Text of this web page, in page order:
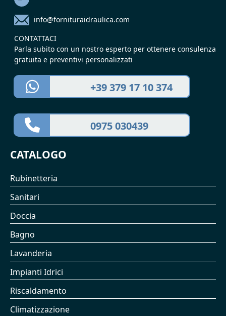
info@fornituraidraulica.com
CONTATTACI
Parla subito con un nostro esperto per ottenere consulenza
gratuita e preventivi personalizzati
+39 379 17 10 374
0975 030439
CATALOGO
Rubinetteria
Sanitari
Doccia
Bagno
Lavanderia
Impianti Idrici
Riscaldamento
Climatizzazione